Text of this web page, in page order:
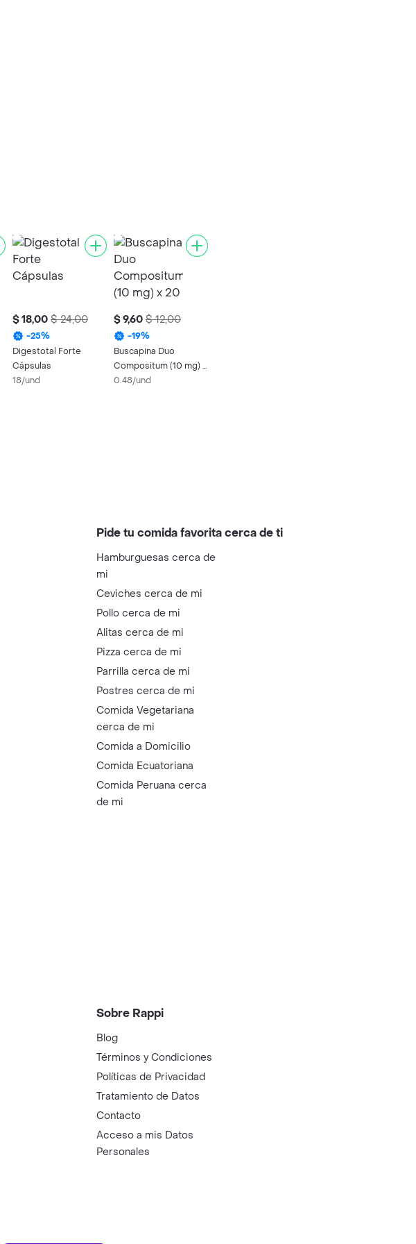
$ 18,00 $ 24,00
-25%
Digestotal Forte
Cápsulas
18/und
$ 9,60 $ 12,00
-19%
Buscapina Duo
Compositum (10 mg) x
20 Comprimidos
0.48/und
Pide tu comida favorita cerca de ti
Hamburguesas cerca de
mi
Ceviches cerca de mi
Pollo cerca de mi
Alitas cerca de mi
Pizza cerca de mi
Parrilla cerca de mi
Postres cerca de mi
Comida Vegetariana
cerca de mi
Comida a Domicilio
Comida Ecuatoriana
Comida Peruana cerca
de mi
Sobre Rappi
Blog
Términos y Condiciones
Políticas de Privacidad
Tratamiento de Datos
Contacto
Acceso a mis Datos
Personales